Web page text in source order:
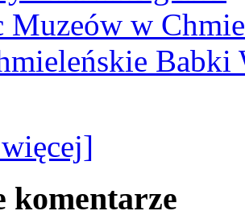
Muzeów w
Babki
komentarze